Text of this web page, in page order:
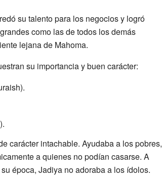
su talento para los negocios y logró
como las de todos los demás
lejana de Mahoma.
su importancia y buen carácter:
carácter intachable. Ayudaba a los pobres,
a quienes no podían casarse. A
época, Jadiya no adoraba a los ídolos.